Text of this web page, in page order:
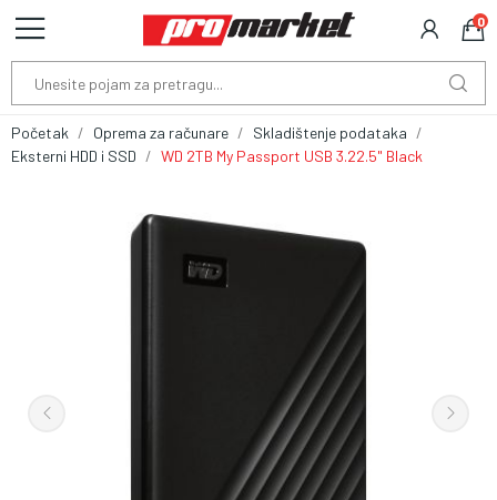
0
Početak Oprema za računare
Skladištenje podataka
Eksterni HDD i SSD
WD 2TB My Passport USB 3.22.5" Black